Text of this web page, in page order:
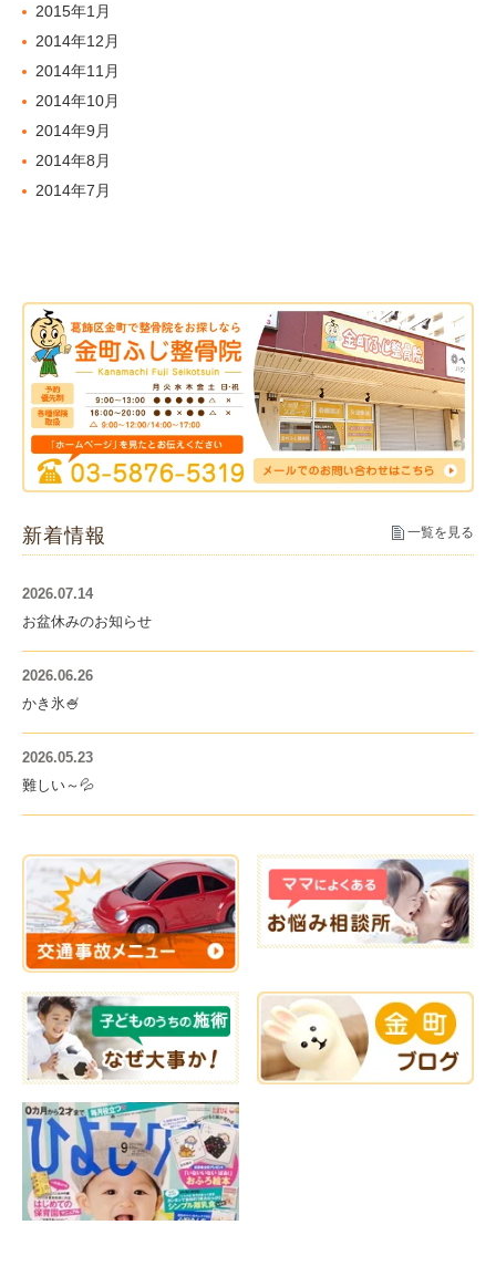
2015年1月
2014年12月
2014年11月
2014年10月
2014年9月
2014年8月
2014年7月
新着情報 一覧を見る
2026.07.14
お盆休みのお知らせ
2026.06.26
かき氷🍧
2026.05.23
難しい～💦